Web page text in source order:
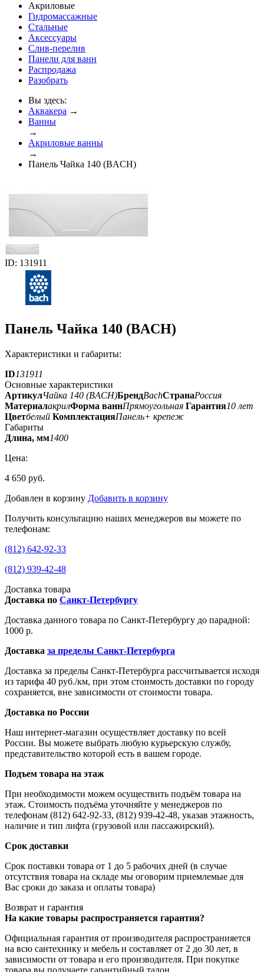
Акриловые
Гидромассажные
Стальные
Аксессуары
Слив-перелив
Панели для ванн
Распродажа
Разобрать
Вы здесь:
Аквакера →
Ванны
→
Акриловые ванны
→
Панель Чайка 140 (BACH)
ID: 131911
Панель Чайка 140 (BACH)
Характеристики и габариты:
ID131911
Основные характеристики
АртикулЧайка 140 (BACH)БрендBachСтранаРоссия
МатериалакрилФорма ваннПрямоугольная Гарантия10 лет
Цветбелый КомплектацияПанель+ крепеж
Габариты
Длина, мм1400
Цена:
4 650 руб.
Добавлен в корзину Добавить в корзину
Получить консультацию наших менеджеров вы можете по
телефонам:
(812) 642-92-33
(812) 939-42-48
Доставка товара
Доставка по Санкт-Петербургу
Доставка данного товара по Санкт-Петербургу до парадной:
1000 р.
Доставка за пределы Санкт-Петербурга
Доставка за пределы Санкт-Петербурга рассчитывается исходя
из тарифа 40 руб./км, при этом стоимость доставки по городу
сохраняется, вне зависимости от стоимости товара.
Доставка по России
Наш интернет-магазин осуществляет доставку по всей
России. Вы можете выбрать любую курьерскую службу,
представительство которой есть в вашем городе.
Подъем товара на этаж
При необходимости можем осуществить подъём товара на
этаж. Стоимость подъёма уточняйте у менеджеров по
телефонам (812) 642-92-33, (812) 939-42-48, указав этажность,
наличие и тип лифта (грузовой или пассажирский).
Срок доставки
Срок поставки товара от 1 до 5 рабочих дней (в случае
отсутствия товара на складе мы оговорим приемлемые для
Вас сроки до заказа и оплаты товара)
Возврат и гарантия
На какие товары распространяется гарантия?
Официальная гарантия от производителя распространияется
на всю сантехнику и мебель и составляет от 2 до 30 лет, в
зависимости от товара и его производителя. При покупке
товара вы получаете гарантийный талон.